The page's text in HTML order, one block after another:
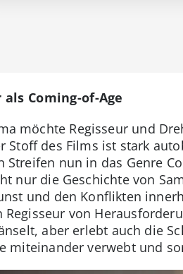
Coming-of-Age
möchte Regisseur und
Stoff des Films ist stark
Streifen nun in das Genre
nur die Geschichte von
und den Konflikten
von
aber erlebt auch die
miteinander verwebt und